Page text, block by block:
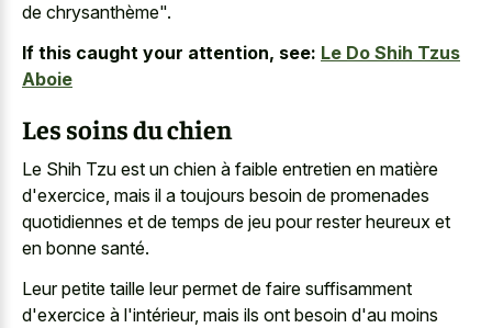
de chrysanthème".
If this caught your attention, see: Le Do Shih Tzus
Aboie
Les soins du chien
Le Shih Tzu est un chien à faible entretien en matière
d'exercice, mais il a toujours besoin de promenades
quotidiennes et de temps de jeu pour rester heureux et
en bonne santé.
Leur petite taille leur permet de faire suffisamment
d'exercice à l'intérieur, mais ils ont besoin d'au moins